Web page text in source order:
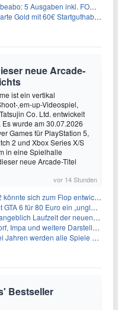
inkl. FOCUS+ Zugang für 5€
mit 60€ Startguthaben (45€ Gewinn)
neue Arcade-
ist ein vertikal
‚em-up-Videospiel,
Co. Ltd. entwickelt
wurde am 30.07.2026
Games für PlayStation 5,
2 und Xbox Series X/S
in eine Spielhalle
neue Arcade-Titel
vor 14 Stunden
sich zum Flop entwickeln
Euro ein „unglaubliches Schnäppchen“
der neuen Gameplay-Präsentation
weitere Darsteller sollen feststehen
werden alle Spiele gestreamt
Bestseller